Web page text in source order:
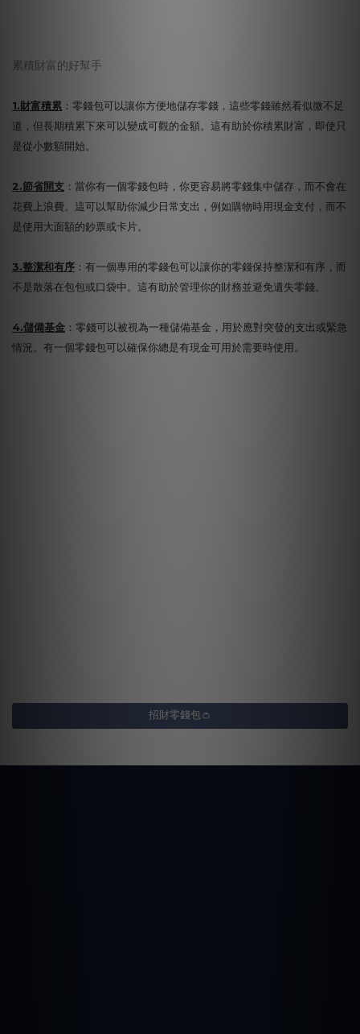
累積財富的好幫手
1.財富積累 ：零錢包可以讓你方便地儲存零錢，這些零錢雖然看似微不足
道，但長期積累下來可以變成可觀的金額。這有助於你積累財富，即使只
是從小數額開始。
2.節省開支 ：當你有一個零錢包時，你更容易將零錢集中儲存，而不會在
花費上浪費。這可以幫助你減少日常支出，例如購物時用現金支付，而不
是使用大面額的鈔票或卡片。
3.整潔和有序 ：有一個專用的零錢包可以讓你的零錢保持整潔和有序，而
不是散落在包包或口袋中。這有助於管理你的財務並避免遺失零錢。
4.儲備基金 ：零錢可以被視為一種儲備基金，用於應對突發的支出或緊急
情況。有一個零錢包可以確保你總是有現金可用於需要時使用。
招財零錢包👛